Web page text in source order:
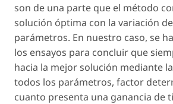
son de una parte que el método
solución óptima con la variación
parámetros. En nuestro caso, se
los ensayos para concluir que
hacia la mejor solución mediante
todos los parámetros, factor
cuanto presenta una ganancia de